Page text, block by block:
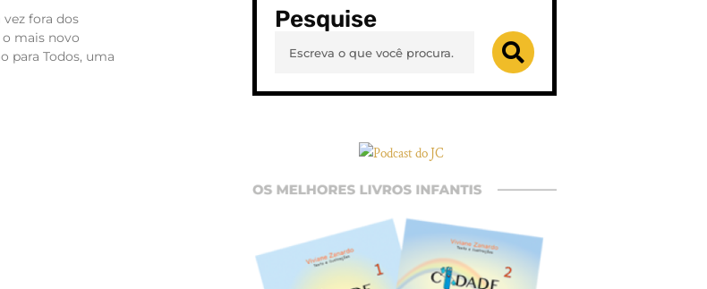
fora dos
mais novo
para Todos, uma
Pesquise